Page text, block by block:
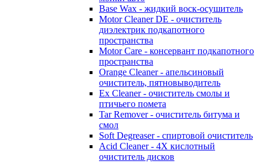
Base Wax - жидкий воск-осушитель
Motor Cleaner DE - очиститель
диэлектрик подкапотного
пространства
Motor Care - консервант подкапотного
пространства
Orange Cleaner - апельсиновый
очиститель, пятновыводитель
Ex Cleaner - очиститель смолы и
птичьего помета
Tar Remover - очиститель битума и
смол
Soft Degreaser - спиртовой очиститель
Acid Cleaner - 4Х кислотный
очиститель дисков